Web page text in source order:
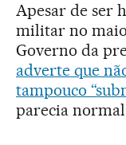
Apesar de ser
militar no
Governo da
adverte que
tampouco
parecia normal